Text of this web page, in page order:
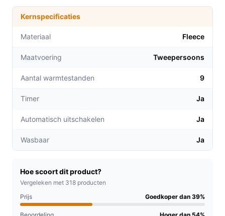
Dubbelzijdig comfort:Kies tussen de zachte
fleece of de pluizige sherpa, afhankelijk van jouw
voorkeur en stemming.
enkele minuten op, ideaal voor een snelle
aan via de afstandsbediening, zodat je altijd de
Deze elektrische deken is perfect voor stellen die
behoefte heeft aan extra warmte tijdens de koude
maanden. Ook ideaal voor mensen met stijve spieren of
koude voeten.
Kernspecificaties
Materiaal Fleece
Maatvoering Tweepersoons
Aantal warmtestanden 9
Timer Ja
Automatisch uitschakelen Ja
Wasbaar Ja
Hoe scoort dit product?
Vergeleken met 318 producten
Prijs
Goedkoper dan 39%